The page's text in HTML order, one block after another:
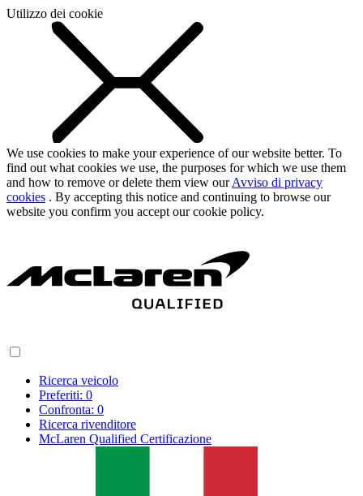
Utilizzo dei cookie
We use cookies to make your experience of our website better. To
find out what cookies we use, the purposes for which we use them
and how to remove or delete them view ourAvviso di privacy
cookies . By accepting this notice and continuing to browse our
website you confirm you accept our cookie policy.
Ricerca veicolo
Preferiti: 0
Confronta: 0
Ricerca rivenditore
McLaren Qualified Certificazione